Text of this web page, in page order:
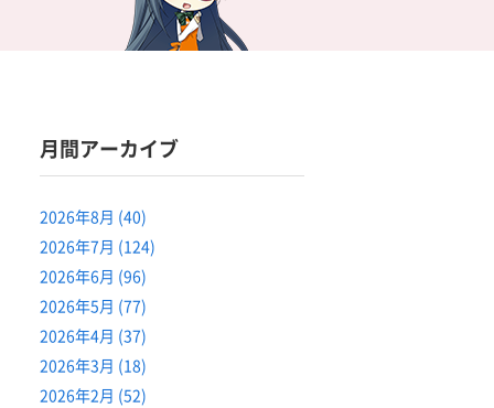
月間アーカイブ
2026年8月 (40)
2026年7月 (124)
2026年6月 (96)
2026年5月 (77)
2026年4月 (37)
2026年3月 (18)
2026年2月 (52)